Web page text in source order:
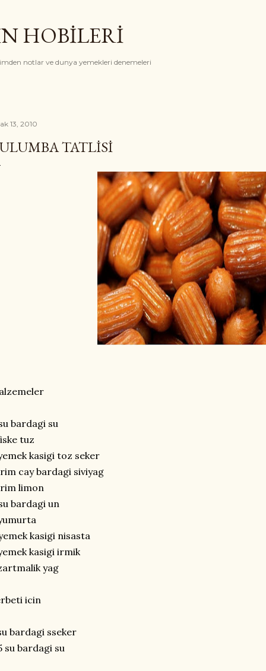
HOBİLERİ
notlar ve dunya yemekleri denemeleri
13, 2010
TATLISI
bardagi su
tuz
kasigi toz seker
cay bardagi siviyag
limon
bardagi un
kasigi nisasta
kasigi irmik
yag
icin
bardagi sseker
su bardagi su